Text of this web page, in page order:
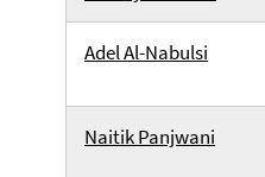
Adel Al-Nabulsi
Naitik Panjwani